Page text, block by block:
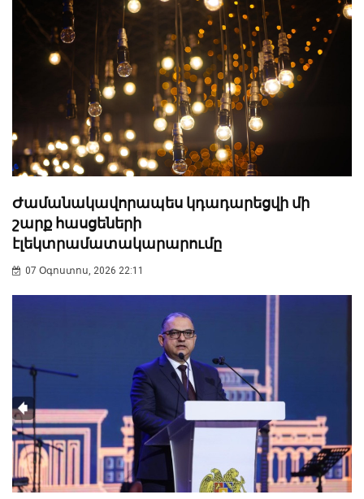
Ժամանակավորապես կդադարեցվի մի
շարք հասցեների
էլեկտրամատակարարումը
07 Օգոստոս, 2026 22:11